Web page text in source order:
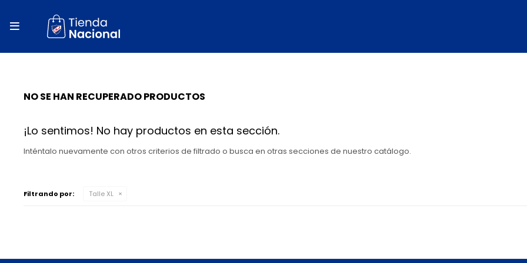

NO SE HAN RECUPERADO PRODUCTOS
¡Lo sentimos! No hay productos en esta sección.
Inténtalo nuevamente con otros criterios de filtrado o busca en otras secciones de nuestro catálogo.
Filtrando por: Talle XL
close
local_shipping
percent